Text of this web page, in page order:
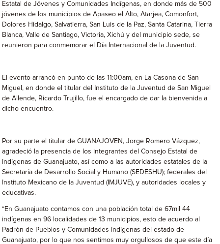
Estatal de Jóvenes y Comunidades Indígenas, en donde más de 500
jóvenes de los municipios de Apaseo el Alto, Atarjea, Comonfort,
Dolores Hidalgo, Salvatierra, San Luis de la Paz, Santa Catarina, Tierra
Blanca, Valle de Santiago, Victoria, Xichú y del municipio sede, se
reunieron para conmemorar el Día Internacional de la Juventud.
El evento arrancó en punto de las 11:00am, en La Casona de San
Miguel, en donde el titular del Instituto de la Juventud de San Miguel
de Allende, Ricardo Trujillo, fue el encargado de dar la bienvenida a
dicho encuentro.
Por su parte el titular de GUANAJOVEN, Jorge Romero Vázquez,
agradeció la presencia de los integrantes del Consejo Estatal de
Indígenas de Guanajuato, así como a las autoridades estatales de la
Secretaría de Desarrollo Social y Humano (SEDESHU); federales del
Instituto Mexicano de la Juventud (IMJUVE), y autoridades locales y
educativas.
“En Guanajuato contamos con una población total de 67mil 44
indígenas en 96 localidades de 13 municipios, esto de acuerdo al
Padrón de Pueblos y Comunidades Indígenas del estado de
Guanajuato, por lo que nos sentimos muy orgullosos de que este día